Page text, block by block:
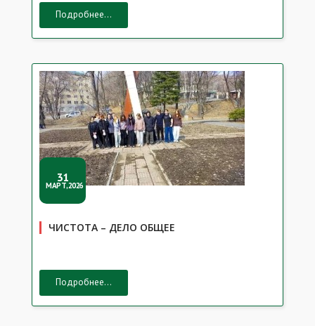
Подробнее...
31
МАРТ,2026
ЧИСТОТА – ДЕЛО ОБЩЕЕ
Подробнее...